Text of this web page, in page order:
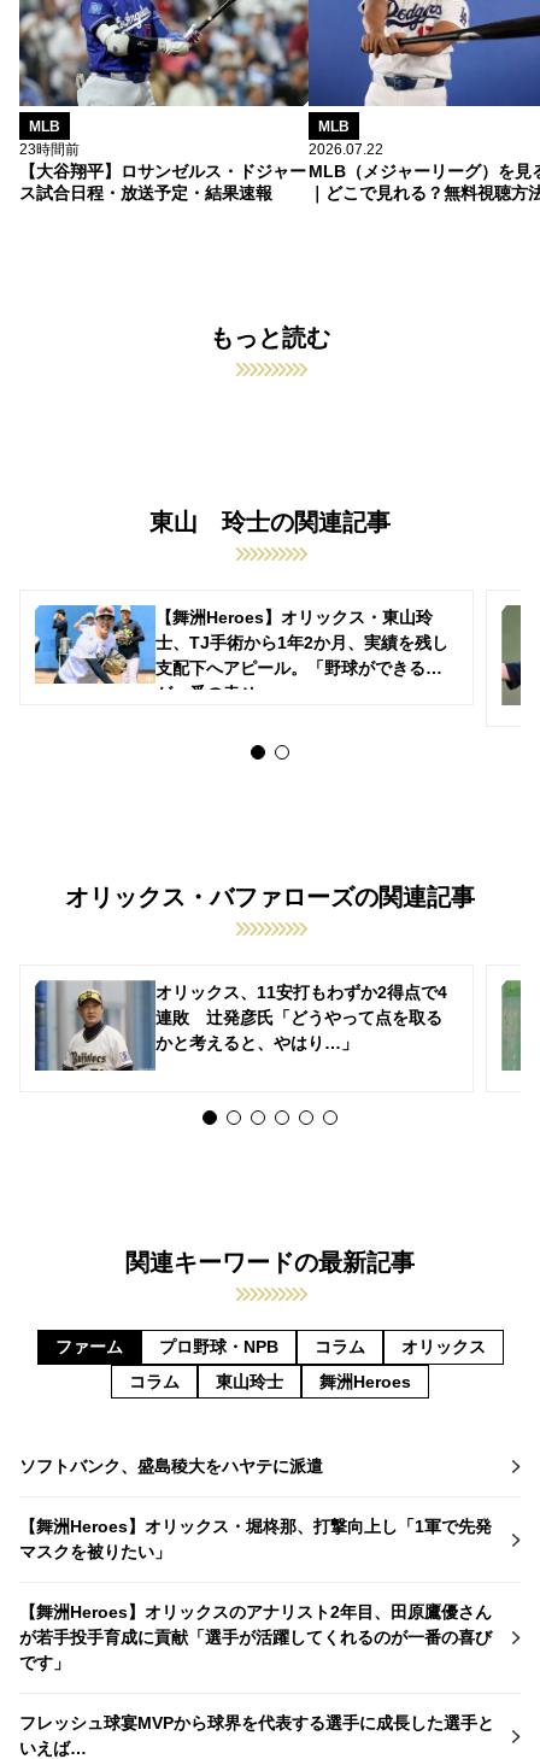
MLB
23時間前
【大谷翔平】ロサンゼルス・ドジャー
ス試合日程・放送予定・結果速報
MLB
2026.07.22
MLB（メジャーリーグ）を見
｜どこで見れる？無料視聴方
もっと読む
東山 玲士の関連記事
【舞洲Heroes】オリックス・東山玲
士、TJ手術から1年2か月、実績を残し
支配下へアピール。「野球ができるの
が一番の幸せ」
オリックス・バファローズの関連記事
オリックス、11安打もわずか2得点で4
連敗 辻発彦氏「どうやって点を取る
かと考えると、やはり…」
関連キーワードの最新記事
ファーム プロ野球・NPB コラム
オリックス
コラム
東山玲士 舞洲Heroes
ソフトバンク、盛島稜大をハヤテに派遣
【舞洲Heroes】オリックス・堀柊那、打撃向上し「1軍で先発
マスクを被りたい」
【舞洲Heroes】オリックスのアナリスト2年目、田原鷹優さん
が若手投手育成に貢献「選手が活躍してくれるのが一番の喜び
です」
フレッシュ球宴MVPから球界を代表する選手に成長した選手と
いえば…